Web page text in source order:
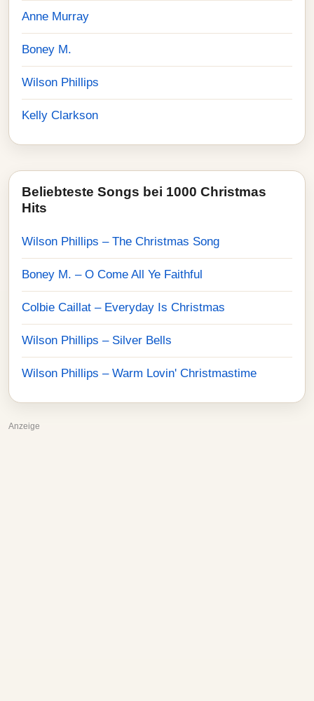
Anne Murray
Boney M.
Wilson Phillips
Kelly Clarkson
Beliebteste Songs bei 1000 Christmas
Hits
Wilson Phillips – The Christmas Song
Boney M. – O Come All Ye Faithful
Colbie Caillat – Everyday Is Christmas
Wilson Phillips – Silver Bells
Wilson Phillips – Warm Lovin' Christmastime
Anzeige